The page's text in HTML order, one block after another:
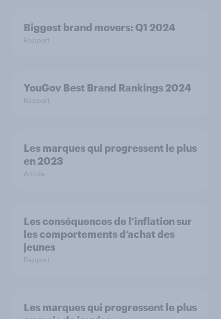
Biggest brand movers: Q1 2024
Rapport
YouGov Best Brand Rankings 2024
Rapport
Les marques qui progressent le plus
en 2023
Article
Les conséquences de l‘inflation sur
les comportements d’achat des
jeunes
Rapport
Les marques qui progressent le plus